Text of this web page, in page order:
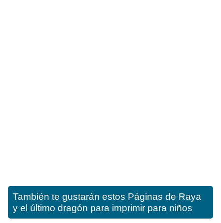
También te gustarán estos Páginas de Raya
y el último dragón para imprimir para niños